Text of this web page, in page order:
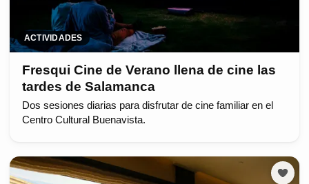
ACTIVIDADES
Fresqui Cine de Verano llena de cine las
tardes de Salamanca
Dos sesiones diarias para disfrutar de cine familiar en el
Centro Cultural Buenavista.